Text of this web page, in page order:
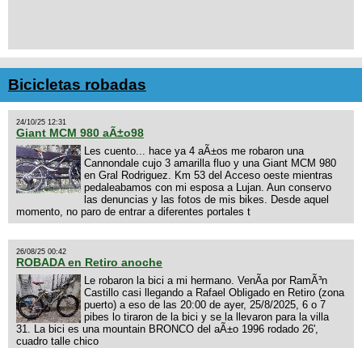
Bicicletas robadas
24/10/25 12:31
Giant MCM 980 aÃ±o98
Les cuento... hace ya 4 aÃ±os me robaron una
Cannondale cujo 3 amarilla fluo y una Giant MCM 980
en Gral Rodriguez. Km 53 del Acceso oeste mientras
pedaleabamos con mi esposa a Lujan. Aun conservo
las denuncias y las fotos de mis bikes. Desde aquel
momento, no paro de entrar a diferentes portales t
26/08/25 00:42
ROBADA en Retiro anoche
Le robaron la bici a mi hermano. VenÃ­a por RamÃ³n
Castillo casi llegando a Rafael Obligado en Retiro (zona
puerto) a eso de las 20:00 de ayer, 25/8/2025, 6 o 7
pibes lo tiraron de la bici y se la llevaron para la villa
31. La bici es una mountain BRONCO del aÃ±o 1996 rodado 26',
cuadro talle chico